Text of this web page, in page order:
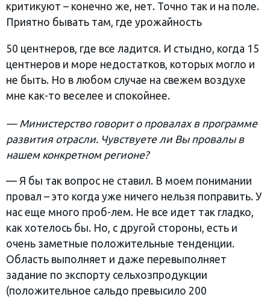
критикуют – конечно же, нет. Точно так и на поле.
Приятно бывать там, где урожайность
50 центнеров, где все ладится. И стыдно, когда 15
центнеров и море недостатков, которых могло и
не быть. Но в любом случае на свежем воздухе
мне как-то веселее и спокойнее.
— Министерство говорит о провалах в программе
развития отрасли. Чувствуете ли Вы провалы в
нашем конкретном регионе?
— Я бы так вопрос не ставил. В моем понимании
провал – это когда уже ничего нельзя поправить. У
нас еще много проб-лем. Не все идет так гладко,
как хотелось бы. Но, с другой стороны, есть и
очень заметные положительные тенденции.
Область выполняет и даже перевыполняет
задание по экспорту сельхозпродукции
(положительное сальдо превысило 200